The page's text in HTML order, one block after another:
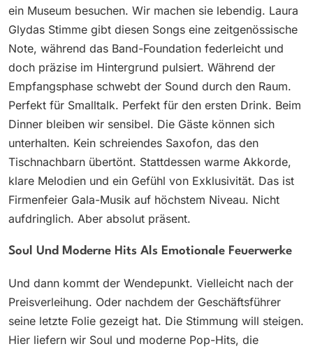
ein Museum besuchen. Wir machen sie lebendig. Laura
Glydas Stimme gibt diesen Songs eine zeitgenössische
Note, während das Band-Foundation federleicht und
doch präzise im Hintergrund pulsiert. Während der
Empfangsphase schwebt der Sound durch den Raum.
Perfekt für Smalltalk. Perfekt für den ersten Drink. Beim
Dinner bleiben wir sensibel. Die Gäste können sich
unterhalten. Kein schreiendes Saxofon, das den
Tischnachbarn übertönt. Stattdessen warme Akkorde,
klare Melodien und ein Gefühl von Exklusivität. Das ist
Firmenfeier Gala-Musik auf höchstem Niveau. Nicht
aufdringlich. Aber absolut präsent.
Soul Und Moderne Hits Als Emotionale Feuerwerke
Und dann kommt der Wendepunkt. Vielleicht nach der
Preisverleihung. Oder nachdem der Geschäftsführer
seine letzte Folie gezeigt hat. Die Stimmung will steigen.
Hier liefern wir Soul und moderne Pop-Hits, die